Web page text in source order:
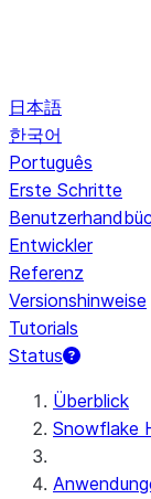
日本語
한국어
Português
Erste Schritte
Entwickler
Referenz
Versionshinweise
Tutorials
Status
Überblick
Snowflake